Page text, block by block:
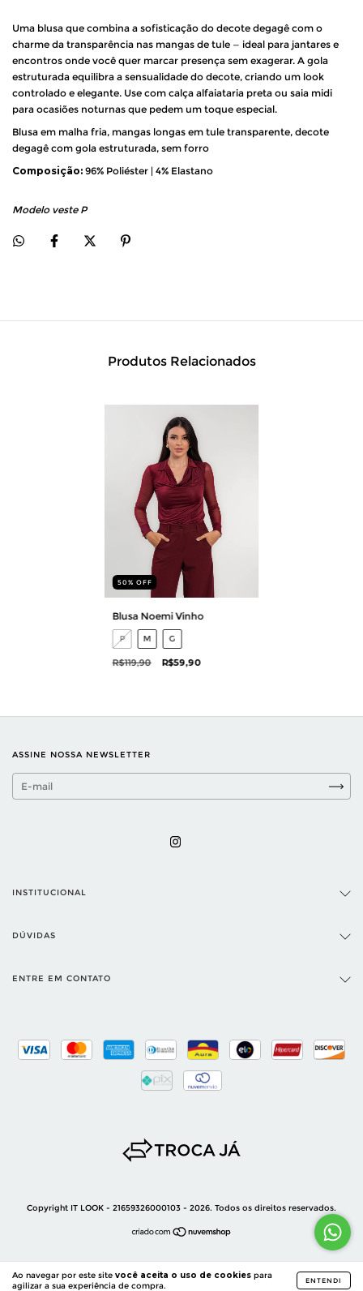
Ao navegar por este site você aceita o uso de cookies para
agilizar a sua experiência de compra.
ENTENDI
Uma blusa que combina a sofisticação do decote degagê com o
charme da transparência nas mangas de tule — ideal para jantares e
encontros onde você quer marcar presença sem exagerar. A gola
estruturada equilibra a sensualidade do decote, criando um look
controlado e elegante. Use com calça alfaiataria preta ou saia midi
para ocasiões noturnas que pedem um toque especial.
Blusa em malha fria, mangas longas em tule transparente, decote
degagê com gola estruturada, sem forro
Composição: 96% Poliéster | 4% Elastano
Modelo veste P
Produtos Relacionados
50 % OFF
Blusa Noemi Vinho
P M G
R$119,90 R$59,90
ASSINE NOSSA NEWSLETTER
INSTITUCIONAL
DÚVIDAS
ENTRE EM CONTATO
Copyright IT LOOK - 21659326000103 - 2026. Todos os direitos reservados.